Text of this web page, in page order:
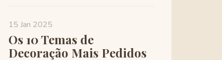
15 Jan 2025
Os 10 Temas de
Decoração Mais Pedidos